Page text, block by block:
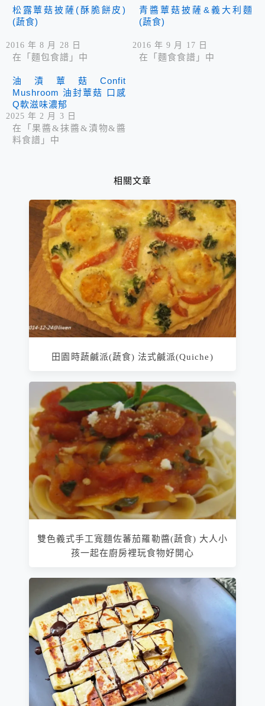
松露蕈菇披薩(酥脆餅皮)
(蔬食)
2016 年 8 月 28 日
在「麵包食譜」中
青醬蕈菇披薩&義大利麵
(蔬食)
2016 年 9 月 17 日
在「麵食食譜」中
油漬蕈菇Confit
Mushroom 油封蕈菇 口感
Q軟滋味濃郁
2025 年 2 月 3 日
在「果醬&抹醬&漬物&醬
料食譜」中
相關文章
田園時蔬鹹派(蔬食) 法式鹹派(Quiche)
雙色義式手工寬麵佐蕃茄羅勒醬(蔬食) 大人小
孩一起在廚房裡玩食物好開心